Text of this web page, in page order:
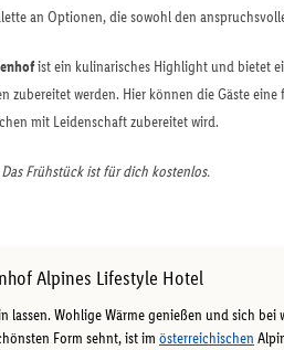
an Optionen, die sowohl den
ist ein kulinarisches Highlight und bietet
zubereitet werden. Hier können die Gäste
mit Leidenschaft zubereitet wird.
Frühstück ist für dich kostenlos.
Alpines Lifestyle Hotel
lassen. Wohlige Wärme genießen und sich
Form sehnt, ist im österreichischen